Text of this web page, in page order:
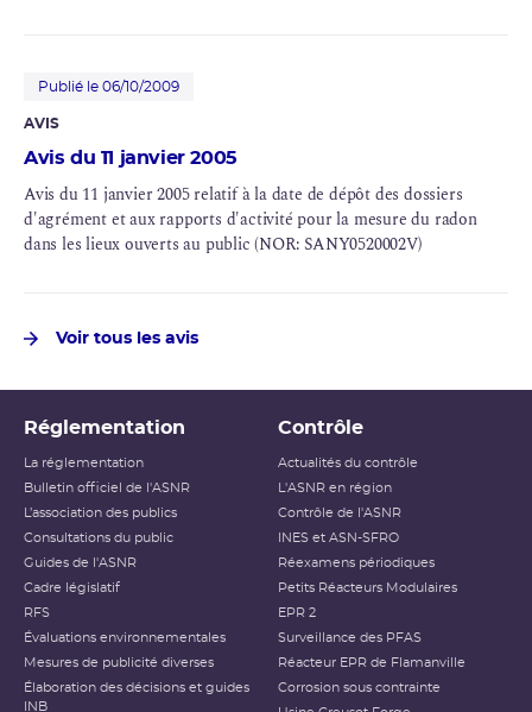
Publié le 06/10/2009
AVIS
Avis du 11 janvier 2005
Avis du 11 janvier 2005 relatif à la date de dépôt des dossiers
d'agrément et aux rapports d'activité pour la mesure du radon
dans les lieux ouverts au public (NOR: SANY0520002V)
Voir tous les avis
Réglementation
La réglementation
Bulletin officiel de l'ASNR
L’association des publics
Consultations du public
Guides de l'ASNR
Cadre législatif
RFS
Évaluations environnementales
Mesures de publicité diverses
Élaboration des décisions et guides
INB
Contrôle
Actualités du contrôle
L'ASNR en région
Contrôle de l'ASNR
INES et ASN-SFRO
Réexamens périodiques
Petits Réacteurs Modulaires
EPR 2
Surveillance des PFAS
Réacteur EPR de Flamanville
Corrosion sous contrainte